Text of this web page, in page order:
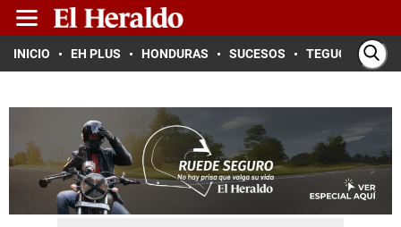
INICIO EH PLUS HONDURAS SUCESOS TEGUCIGALPA